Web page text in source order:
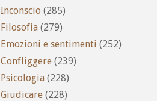
Inconscio (285)
Filosofia (279)
Emozioni e sentimenti (252)
Confliggere (239)
Psicologia (228)
Giudicare (228)